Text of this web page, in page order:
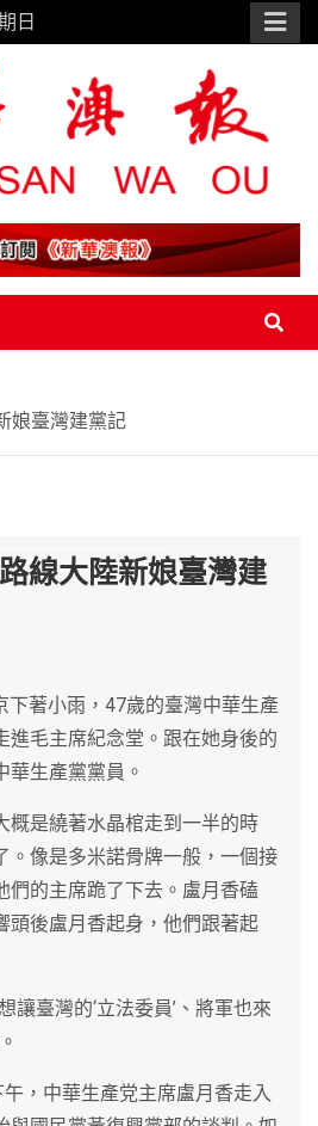
日
娘臺灣建黨記
線大陸新娘臺灣建
下著小雨，47歲的臺灣中華生產
進毛主席紀念堂。跟在她身後的
華生產黨黨員。
概是繞著水晶棺走到一半的時
。像是多米諾骨牌一般，一個接
們的主席跪了下去。盧月香磕
頭後盧月香起身，他們跟著起
讓臺灣的‘立法委員’、將軍也來
，中華生產党主席盧月香走入